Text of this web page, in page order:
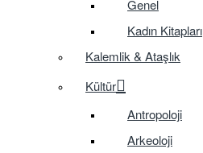
Genel
Kadın Kitapları
Kalemlik & Ataşlık
Kültür
Antropoloji
Arkeoloji